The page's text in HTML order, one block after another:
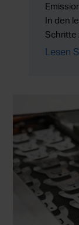
In den
Schritte
unserer
Lesen